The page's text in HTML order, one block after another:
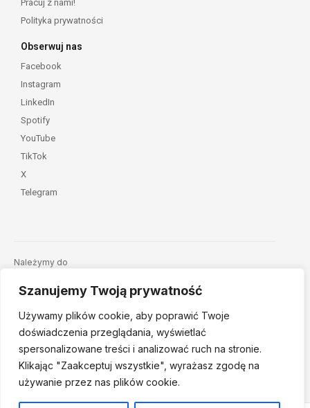
Szanujemy Twoją prywatność
Używamy plików cookie, aby poprawić Twoje
doświadczenia przeglądania, wyświetlać
spersonalizowane treści i analizować ruch na stronie.
Klikając "Zaakceptuj wszystkie", wyrażasz zgodę na
używanie przez nas plików cookie.
Pracuj z nami!
Polityka prywatności
Obserwuj nas
Facebook
Instagram
LinkedIn
Spotify
YouTube
TikTok
X
Telegram
Należymy do
© 2026 Fundacja Dajemy Dzieciom Siłę • Projekt: nordmind.pl